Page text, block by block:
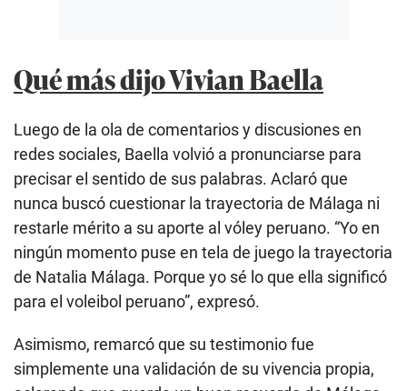
Qué más dijo Vivian Baella
Luego de la ola de comentarios y discusiones en
redes sociales, Baella volvió a pronunciarse para
precisar el sentido de sus palabras. Aclaró que
nunca buscó cuestionar la trayectoria de Málaga ni
restarle mérito a su aporte al vóley peruano. “Yo en
ningún momento puse en tela de juego la trayectoria
de Natalia Málaga. Porque yo sé lo que ella significó
para el voleibol peruano”, expresó.
Asimismo, remarcó que su testimonio fue
simplemente una validación de su vivencia propia,